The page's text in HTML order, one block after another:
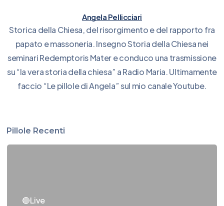
Angela Pellicciari
Storica della Chiesa, del risorgimento e del rapporto fra
papato e massoneria. Insegno Storia della Chiesa nei
seminari Redemptoris Mater e conduco una trasmissione
su “la vera storia della chiesa” a Radio Maria. Ultimamente
faccio “Le pillole di Angela” sul mio canale Youtube.
Pillole Recenti
🔴Live